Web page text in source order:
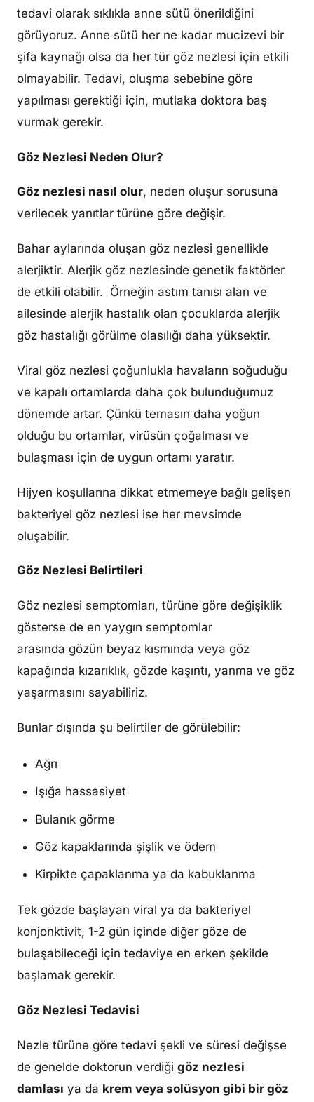
tedavi olarak sıklıkla anne sütü önerildiğini
görüyoruz. Anne sütü her ne kadar mucizevi bir
şifa kaynağı olsa da her tür göz nezlesi için etkili
olmayabilir. Tedavi, oluşma sebebine göre
yapılması gerektiği için, mutlaka doktora baş
vurmak gerekir.
Göz Nezlesi Neden Olur?
Göz nezlesi nasıl olur, neden oluşur sorusuna
verilecek yanıtlar türüne göre değişir.
Bahar aylarında oluşan göz nezlesi genellikle
alerjiktir. Alerjik göz nezlesinde genetik faktörler
de etkili olabilir. Örneğin astım tanısı alan ve
ailesinde alerjik hastalık olan çocuklarda alerjik
göz hastalığı görülme olasılığı daha yüksektir.
Viral göz nezlesi çoğunlukla havaların soğuduğu
ve kapalı ortamlarda daha çok bulunduğumuz
dönemde artar. Çünkü temasın daha yoğun
olduğu bu ortamlar, virüsün çoğalması ve
bulaşması için de uygun ortamı yaratır.
Hijyen koşullarına dikkat etmemeye bağlı gelişen
bakteriyel göz nezlesi ise her mevsimde
oluşabilir.
Göz Nezlesi Belirtileri
Göz nezlesi semptomları, türüne göre değişiklik
gösterse de en yaygın semptomlar
arasında gözün beyaz kısmında veya göz
kapağında kızarıklık, gözde kaşıntı, yanma ve göz
yaşarmasını sayabiliriz.
Bunlar dışında şu belirtiler de görülebilir:
Ağrı
Işığa hassasiyet
Bulanık görme
Göz kapaklarında şişlik ve ödem
Kirpikte çapaklanma ya da kabuklanma
Tek gözde başlayan viral ya da bakteriyel
konjonktivit, 1-2 gün içinde diğer göze de
bulaşabileceği için tedaviye en erken şekilde
başlamak gerekir.
Göz Nezlesi Tedavisi
Nezle türüne göre tedavi şekli ve süresi değişse
de genelde doktorun verdiği göz nezlesi
damlası ya da krem veya solüsyon gibi bir göz